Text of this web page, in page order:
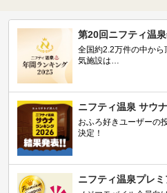
第20回ニフティ温
全国約2.2万件の中か
気施設は…
ニフティ温泉 サウ
おふろ好きユーザーの
決定！
ニフティ温泉プレ